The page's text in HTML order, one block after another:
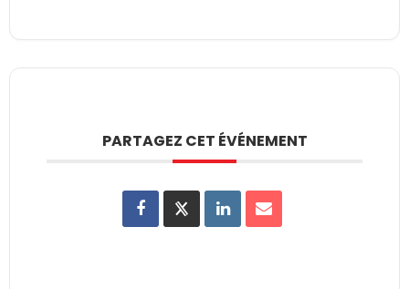
PARTAGEZ CET ÉVÉNEMENT